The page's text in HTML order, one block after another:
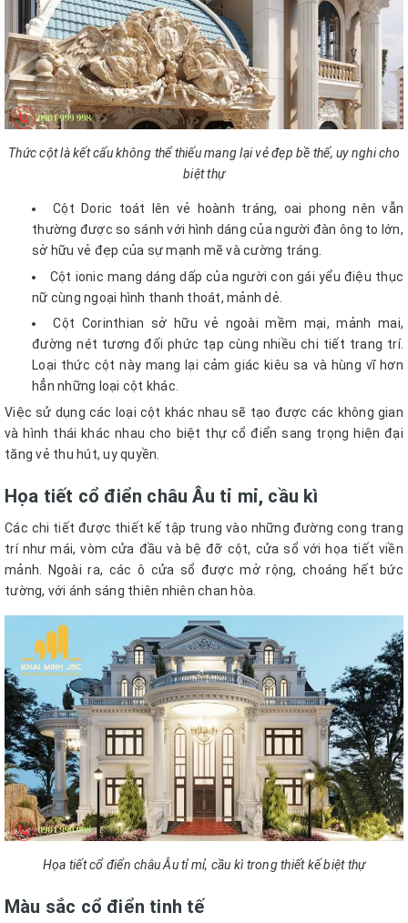
Thức cột là kết cấu không thể thiếu mang lại vẻ đẹp bề thế, uy nghi cho
biệt thự
Cột Doric toát lên vẻ hoành tráng, oai phong nên vẫn
thường được so sánh với hình dáng của người đàn ông to lớn,
sở hữu vẻ đẹp của sự mạnh mẽ và cường tráng.
Cột ionic mang dáng dấp của người con gái yểu điệu thục
nữ cùng ngoại hình thanh thoát, mảnh dẻ.
Cột Corinthian sở hữu vẻ ngoài mềm mại, mảnh mai,
đường nét tương đối phức tạp cùng nhiều chi tiết trang trí.
Loại thức cột này mang lại cảm giác kiêu sa và hùng vĩ hơn
hẳn những loại cột khác.
Việc sử dụng các loại cột khác nhau sẽ tạo được các không gian
và hình thái khác nhau cho biệt thự cổ điển sang trọng hiện đại
tăng vẻ thu hút, uy quyền.
Họa tiết cổ điển châu Âu tỉ mỉ, cầu kì
Các chi tiết được thiết kế tập trung vào những đường cong trang
trí như mái, vòm cửa đầu và bệ đỡ cột, cửa sổ với họa tiết viền
mảnh. Ngoài ra, các ô cửa sổ được mở rộng, choáng hết bức
tường, với ánh sáng thiên nhiên chan hòa.
Họa tiết cổ điển châu Âu tỉ mỉ, cầu kì trong thiết kế biệt thự
Màu sắc cổ điển tinh tế